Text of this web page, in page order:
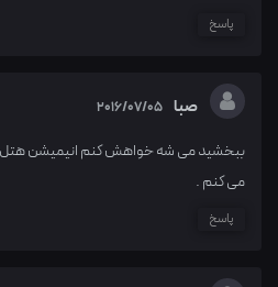
پاسخ
صبا 2016/07/05
ببخشید می شه خواهش کنم انیمیشن هتل
می کنم .
پاسخ